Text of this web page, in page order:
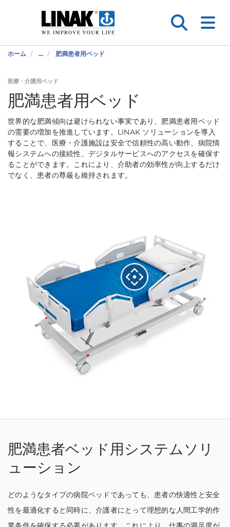
ホーム ... 肥満患者用ベッド
医療・介護用ベッド
肥満患者用ベッド
世界的な肥満傾向は避けられない事実であり、肥満患者用ベッド
の需要の増加を推進しています。LINAK ソリューションを導入
することで、医療・介護施設は安全で信頼性の高い動作、病院情
報システムへの接続性、デジタルサービスへのアクセスを確保す
ることができます。これにより、介助者の効率性が向上するだけ
でなく、患者の尊厳も維持されます。
肥満患者ベッド用システムソリ
ューション
どのようなタイプの病院ベッドであっても、患者の快適性と安全
性を最適化すると同時に、介護者にとって理想的な人間工学的作